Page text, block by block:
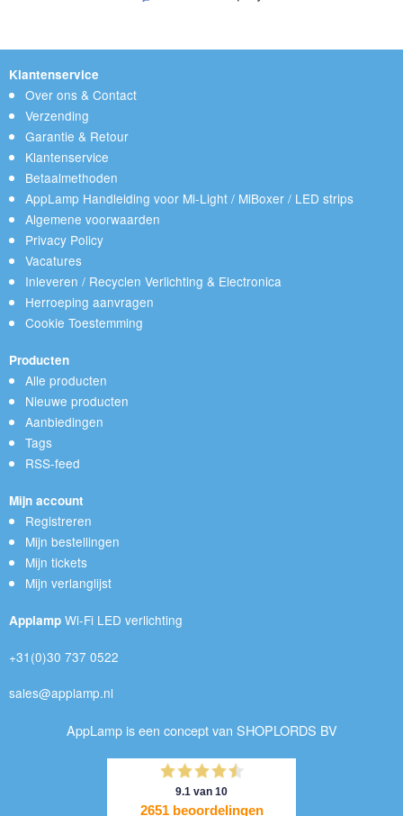
Klantenservice
Over ons & Contact
Verzending
Garantie & Retour
Klantenservice
Betaalmethoden
AppLamp Handleiding voor Mi-Light / MiBoxer / LED strips
Algemene voorwaarden
Privacy Policy
Vacatures
Inleveren / Recyclen Verlichting & Electronica
Herroeping aanvragen
Cookie Toestemming
Producten
Alle producten
Nieuwe producten
Aanbiedingen
Tags
RSS-feed
Mijn account
Registreren
Mijn bestellingen
Mijn tickets
Mijn verlanglijst
Applamp Wi-Fi LED verlichting
+31(0)30 737 0522
sales@applamp.nl
AppLamp is een concept van SHOPLORDS BV